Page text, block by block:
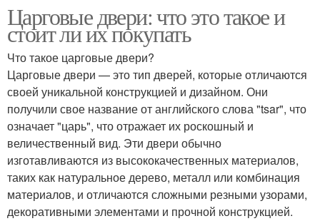
Царговые двери: что это такое и
стоит ли их покупать
Что такое царговые двери?
Царговые двери — это тип дверей, которые отличаются
своей уникальной конструкцией и дизайном. Они
получили свое название от английского слова "tsar", что
означает "царь", что отражает их роскошный и
величественный вид. Эти двери обычно
изготавливаются из высококачественных материалов,
таких как натуральное дерево, металл или комбинация
материалов, и отличаются сложными резными узорами,
декоративными элементами и прочной конструкцией.